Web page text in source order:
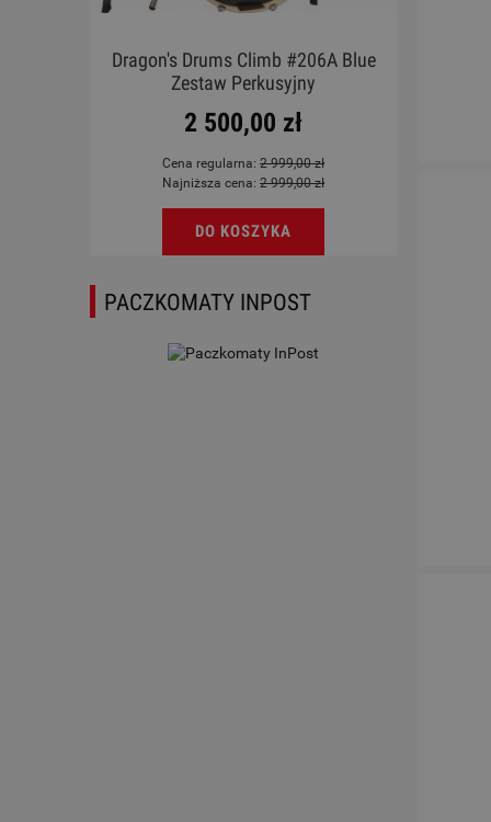
Dragon's Drums Climb #206A Blue
Zestaw Perkusyjny
2 500,00 zł
Cena regularna: 2 999,00 zł
Najniższa cena: 2 999,00 zł
DO KOSZYKA
PACZKOMATY INPOST